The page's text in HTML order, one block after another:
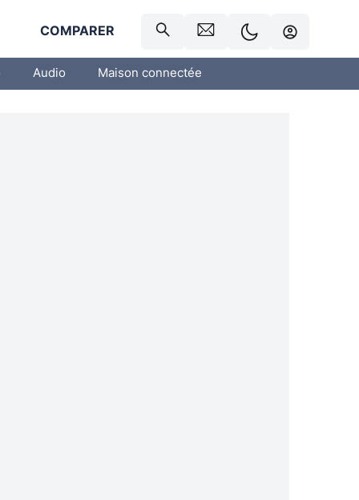
COMPARER
Audio Maison connectée